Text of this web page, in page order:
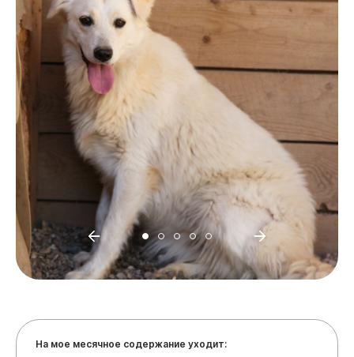
На мое месячное содержание уходит: